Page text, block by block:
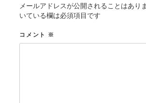
メールアドレスが公開されることはあり
いている欄は必須項目です
コメント ※